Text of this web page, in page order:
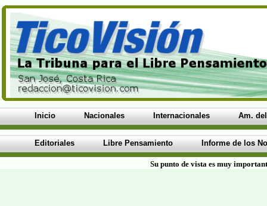
Inicio Nacionales Internacionales Am.
Editoriales Libre Pensamiento Informe de los
Su punto de vista es muy